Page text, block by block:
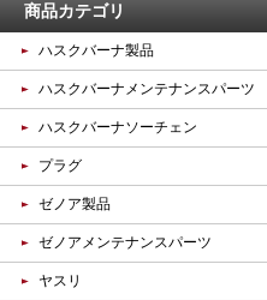
商品カテゴリ
ハスクバーナ製品
ハスクバーナメンテナンスパーツ
ハスクバーナソーチェン
プラグ
ゼノア製品
ゼノアメンテナンスパーツ
ヤスリ